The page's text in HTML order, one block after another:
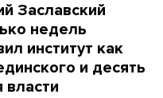
Заславский
недель
институт как
и десять
власти